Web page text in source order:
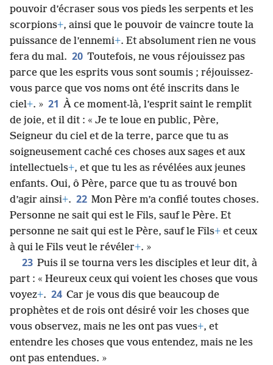
pouvoir d’écraser sous vos pieds les serpents et les
scorpions+, ainsi que le pouvoir de vaincre toute la
puissance de l’ennemi+. Et absolument rien ne vous
fera du mal. 20 Toutefois, ne vous réjouissez pas
parce que les esprits vous sont soumis ; réjouissez-
vous parce que vos noms ont été inscrits dans le
ciel+. » 21 À ce moment-là, l’esprit saint le remplit
de joie, et il dit : « Je te loue en public, Père,
Seigneur du ciel et de la terre, parce que tu as
soigneusement caché ces choses aux sages et aux
intellectuels+, et que tu les as révélées aux jeunes
enfants. Oui, ô Père, parce que tu as trouvé bon
d’agir ainsi+. 22 Mon Père m’a confié toutes choses.
Personne ne sait qui est le Fils, sauf le Père. Et
personne ne sait qui est le Père, sauf le Fils+ et ceux
à qui le Fils veut le révéler+. »
23 Puis il se tourna vers les disciples et leur dit, à
part : « Heureux ceux qui voient les choses que vous
voyez+. 24 Car je vous dis que beaucoup de
prophètes et de rois ont désiré voir les choses que
vous observez, mais ne les ont pas vues+, et
entendre les choses que vous entendez, mais ne les
ont pas entendues. »